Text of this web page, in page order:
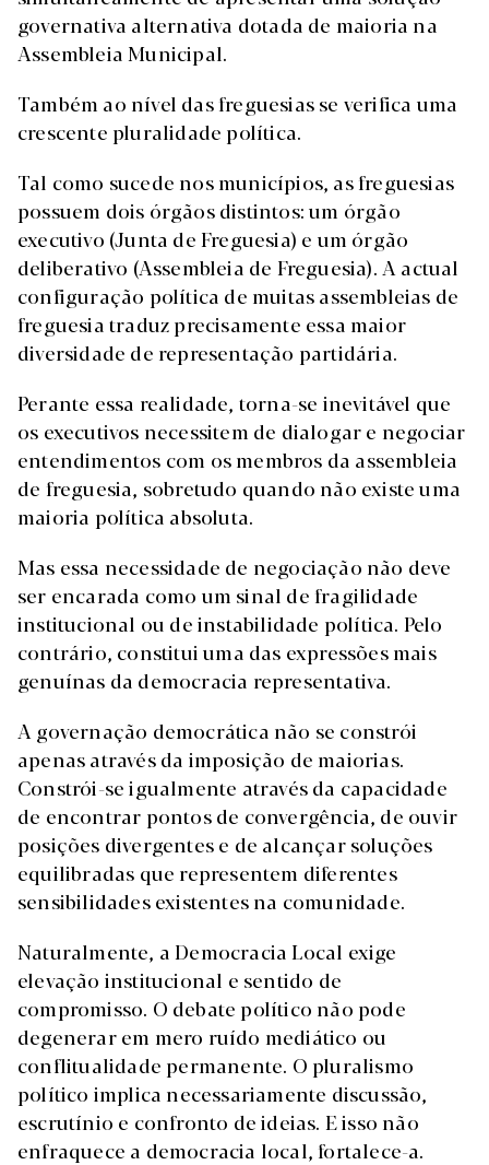
governativa alternativa dotada de maioria na
Assembleia Municipal.
Também ao nível das freguesias se verifica uma
crescente pluralidade política.
Tal como sucede nos municípios, as freguesias
possuem dois órgãos distintos: um órgão
executivo (Junta de Freguesia) e um órgão
deliberativo (Assembleia de Freguesia). A actual
configuração política de muitas assembleias de
freguesia traduz precisamente essa maior
diversidade de representação partidária.
Perante essa realidade, torna-se inevitável que
os executivos necessitem de dialogar e negociar
entendimentos com os membros da assembleia
de freguesia, sobretudo quando não existe uma
maioria política absoluta.
Mas essa necessidade de negociação não deve
ser encarada como um sinal de fragilidade
institucional ou de instabilidade política. Pelo
contrário, constitui uma das expressões mais
genuínas da democracia representativa.
A governação democrática não se constrói
apenas através da imposição de maiorias.
Constrói-se igualmente através da capacidade
de encontrar pontos de convergência, de ouvir
posições divergentes e de alcançar soluções
equilibradas que representem diferentes
sensibilidades existentes na comunidade.
Naturalmente, a Democracia Local exige
elevação institucional e sentido de
compromisso. O debate político não pode
degenerar em mero ruído mediático ou
conflitualidade permanente. O pluralismo
político implica necessariamente discussão,
escrutínio e confronto de ideias. E isso não
enfraquece a democracia local, fortalece-a.